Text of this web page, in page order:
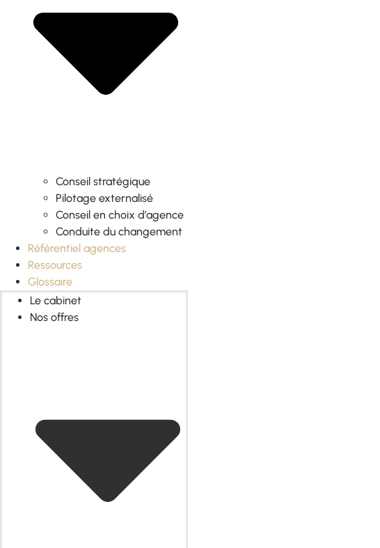
Conseil stratégique
Pilotage externalisé
Conseil en choix d’agence
Conduite du changement
Référentiel agences
Ressources
Glossaire
Le cabinet
Nos offres